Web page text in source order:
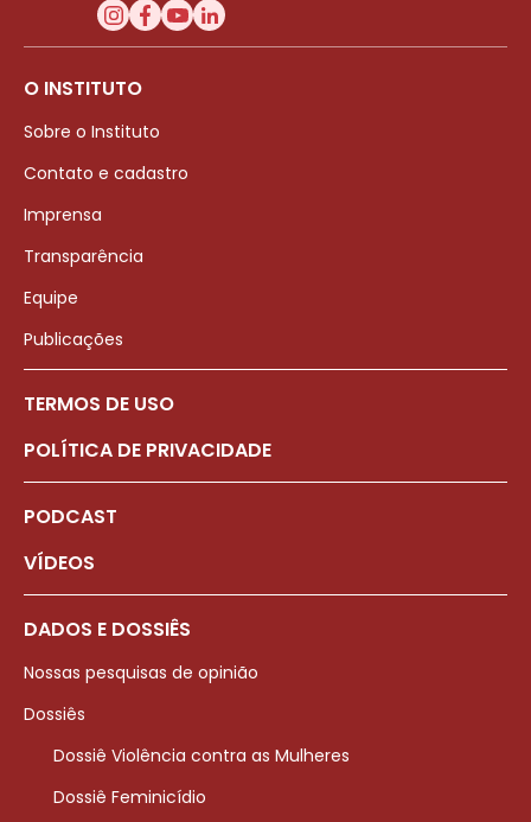
O INSTITUTO
Sobre o Instituto
Contato e cadastro
Imprensa
Transparência
Equipe
Publicações
TERMOS DE USO
POLÍTICA DE PRIVACIDADE
PODCAST
VÍDEOS
DADOS E DOSSIÊS
Nossas pesquisas de opinião
Dossiês
Dossiê Violência contra as Mulheres
Dossiê Feminicídio